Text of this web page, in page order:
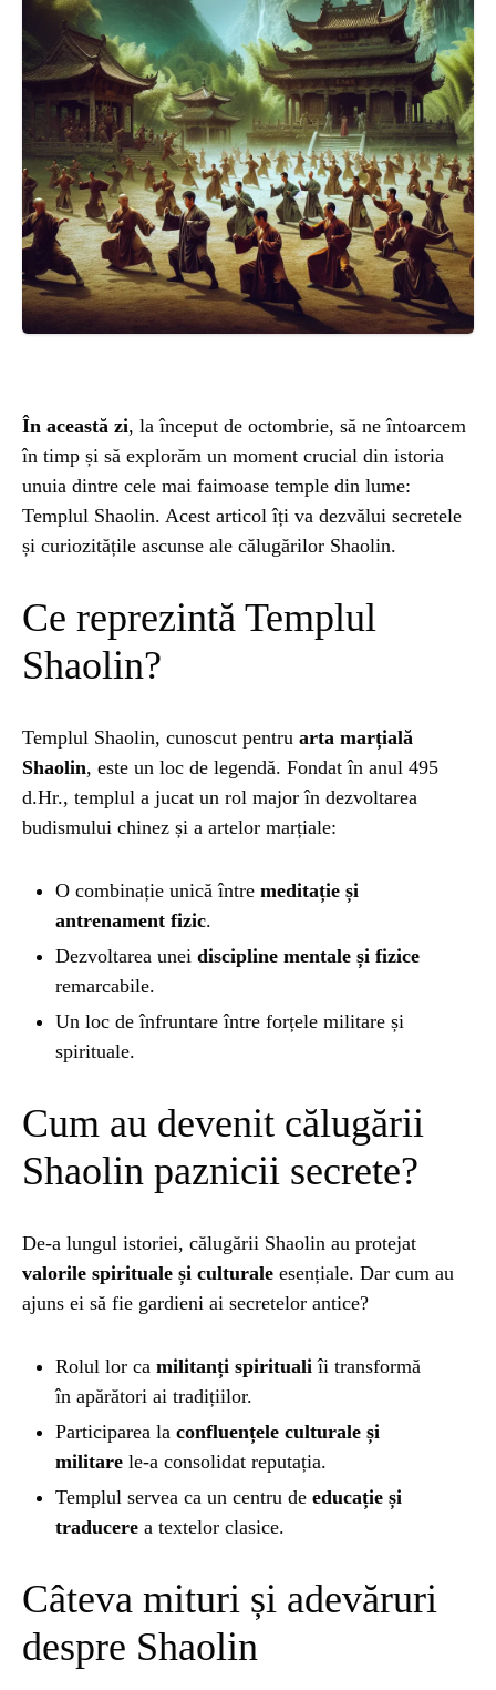
În această zi, la început de octombrie, să ne întoarcem
în timp și să explorăm un moment crucial din istoria
unuia dintre cele mai faimoase temple din lume:
Templul Shaolin. Acest articol îți va dezvălui secretele
și curiozitățile ascunse ale călugărilor Shaolin.
Ce reprezintă Templul
Shaolin?
Templul Shaolin, cunoscut pentru arta marțială
Shaolin, este un loc de legendă. Fondat în anul 495
d.Hr., templul a jucat un rol major în dezvoltarea
budismului chinez și a artelor marțiale:
O combinație unică între meditație și
antrenament fizic.
Dezvoltarea unei discipline mentale și fizice
remarcabile.
Un loc de înfruntare între forțele militare și
spirituale.
Cum au devenit călugării
Shaolin paznicii secrete?
De-a lungul istoriei, călugării Shaolin au protejat
valorile spirituale și culturale esențiale. Dar cum au
ajuns ei să fie gardieni ai secretelor antice?
Rolul lor ca militanți spirituali îi transformă
în apărători ai tradițiilor.
Participarea la confluențele culturale și
militare le-a consolidat reputația.
Templul servea ca un centru de educație și
traducere a textelor clasice.
Câteva mituri și adevăruri
despre Shaolin
NATURĂ
STIRI
ȘTIINȚA
ANIMALE
OAMENI
INSTALEAZ
A
APLICATIA
POPULAR
UNCATEGORIZED
Barajul Trei Defileuri a Încetinit Rotația
Pământului: Mit sau Realitate?
Seriale turcesti:Top 5 cele mai bune seriale
poti debloca
Ai simțit vreodată deja-vu? Află de ce se